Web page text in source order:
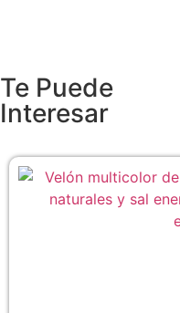
Te Puede
Interesar